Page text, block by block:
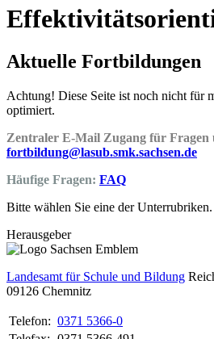
Aktuelle Fortbildungen
Achtung! Diese Seite ist noch nicht für
optimiert.
Zentraler E-Mail Zugang für Fragen
fortbildung@lasub.smk.sachsen.de
Häufige Fragen: FAQ
Bitte wählen Sie eine der Unterrubriken.
Herausgeber
Landesamt für Schule und Bildung
09126 Chemnitz
Telefon: 0371 5366-0